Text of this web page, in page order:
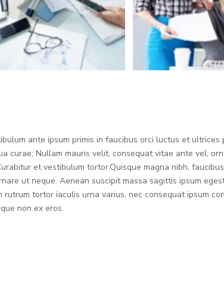
ante ipsum primis in faucibus orci luctus et ultrices
curae; Nullam mauris velit, consequat vitae ante vel,
et vestibulum tortor.Quisque magna nibh,
ut neque. Aenean suscipit massa sagittis ipsum
rutrum tortor iaculis urna varius, nec consequat ipsum
non ex eros.